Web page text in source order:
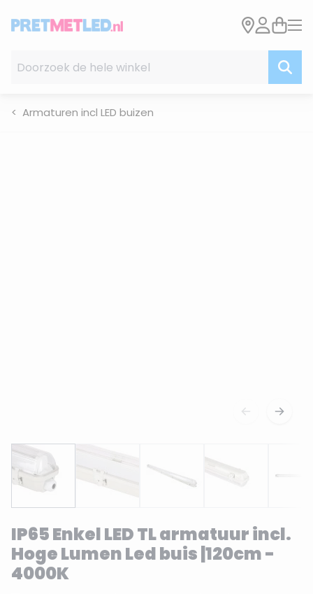
Armaturen incl LED buizen
IP65 Enkel LED TL armatuur incl.
Hoge Lumen Led buis |120cm -
4000K